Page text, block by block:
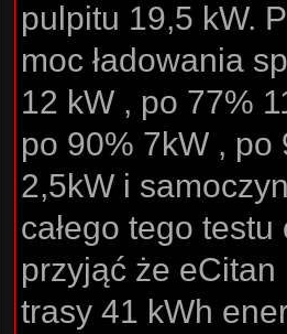
pulpitu 19,5 kW.
moc ładowania
12 kW , po 77%
po 90% 7kW , po
2,5kW i
całego tego
przyjąć że eCitan
trasy 41 kWh